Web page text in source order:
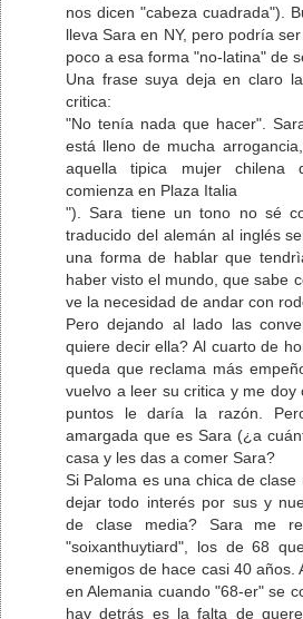
nos dicen "cabeza cuadrada").
lleva Sara en NY, pero podría
poco a esa forma "no-latina" de
Una frase suya deja en claro
critica:
"No tenía nada que hacer".
está lleno de mucha
aquella tipica mujer chilena
comienza en Plaza Italia
"). Sara tiene un tono no sé
traducido del alemán al inglés
una forma de hablar que
haber visto el mundo, que sabe
ve la necesidad de andar con
Pero dejando al lado las
quiere decir ella? Al cuarto de
queda que reclama más
vuelvo a leer su critica y me
puntos le daría la razón.
amargada que es Sara (¿a
casa y les das a comer Sara?
Si Paloma es una chica de
dejar todo interés por sus y
de clase media? Sara me
"soixanthuytiard", los de 68
enemigos de hace casi 40 años.
en Alemania cuando "68-er" se
hay detrás es la falta de